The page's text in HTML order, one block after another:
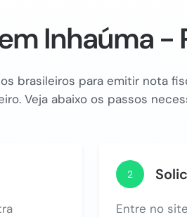
Inhaúma -
brasileiros para emitir nota
Veja abaixo os passos
2
Entre no